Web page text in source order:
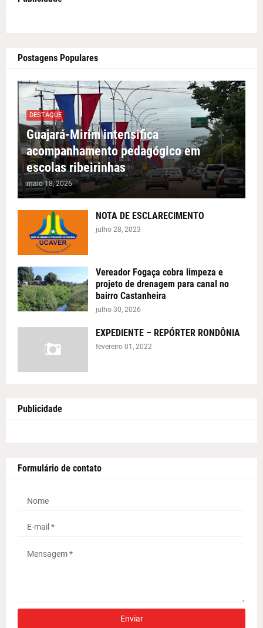
Postagens Populares
DESTAQUE
Guajará-Mirim intensifica
acompanhamento pedagógico em
escolas ribeirinhas
maio 18, 2026
NOTA DE ESCLARECIMENTO
julho 28, 2023
Vereador Fogaça cobra limpeza e
projeto de drenagem para canal no
bairro Castanheira
julho 30, 2026
EXPEDIENTE – REPÓRTER RONDÔNIA
fevereiro 01, 2022
Publicidade
Formulário de contato